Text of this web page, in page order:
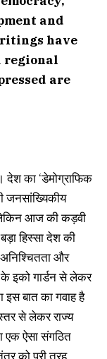
देश का ‘डेमोग्राफिक
जनसांख्यिकीय
लेकिन आज की कड़वी
हिस्सा देश की
अनिश्चितता और
इको गार्डन से लेकर
बात का गवाह है
से लेकर राज्य
एक ऐसा संगठित